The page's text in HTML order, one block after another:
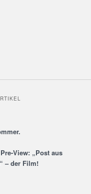
View: „Post aus
– der Film!